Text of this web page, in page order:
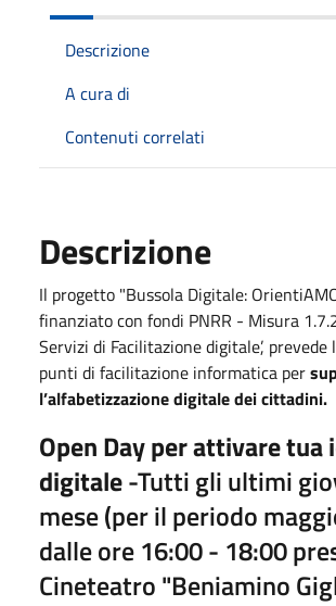
Descrizione
A cura di
Contenuti correlati
Descrizione
Il progetto "Bussola Digitale:
finanziato con fondi PNRR - Misura
Servizi di Facilitazione digitale’,
punti di facilitazione informatica per
l’alfabetizzazione digitale dei cittadini.
Open Day per attivare
digitale-Tutti gli ultimi
mese (per il periodo
dalle ore 16:00 - 18:00
Cineteatro "Beniamino